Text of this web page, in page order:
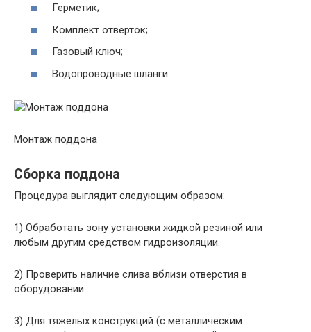
Герметик;
Комплект отверток;
Газовый ключ;
Водопроводные шланги.
Монтаж поддона
Сборка поддона
Процедура выглядит следующим образом:
1) Обработать зону установки жидкой резиной или
любым другим средством гидроизоляции.
2) Проверить наличие слива вблизи отверстия в
оборудовании.
3) Для тяжелых конструкций (с металлическим